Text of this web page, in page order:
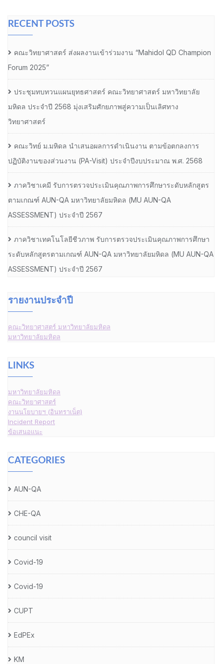
RECENT POSTS
คณะวิทยาศาสตร์ ส่งผลงานเข้าร่วมงาน “Mahidol QD Champion
Forum 2025”
ประชุมทบทวนแผนยุทธศาสตร์ คณะวิทยาศาสตร์ มหาวิทยาลัย
มหิดล ประจำปี 2568 มุ่งเสริมศักยภาพสู่ความเป็นเลิศทาง
วิทยาศาสตร์
คณะวิทย์ ม.มหิดล นำเสนอผลการดำเนินงาน ตามข้อตกลงการ
ปฏิบัติงานของส่วนงาน (PA-Visit) ประจำปีงบประมาณ พ.ศ. 2568
ภาควิชาเคมี รับการตรวจประเมินคุณภาพการศึกษาระดับหลักสูตร
ตามเกณฑ์ AUN-QA มหาวิทยาลัยมหิดล (MU AUN-QA
ASSESSMENT) ประจำปี 2567
ภาควิชาเทคโนโลยีชีวภาพ รับการตรวจประเมินคุณภาพการศึกษา
ระดับหลักสูตรตามเกณฑ์ AUN-QA มหาวิทยาลัยมหิดล (MU AUN-QA
ASSESSMENT) ประจำปี 2567
รายงานประจำปี
คณะวิทยาศาสตร์ มหาวิทยาลัยมหิดล
มหาวิทยาลัยมหิดล
LINKS
มหาวิทยาลัยมหิดล
คณะวิทยาศาสตร์
งานนโยบายฯ (อินทราเน็ต)
Incident Report
ข้อเสนอแนะ
CATEGORIES
AUN-QA
CHE-QA
council visit
Covid-19
Covid-19
CUPT
EdPEx
KM